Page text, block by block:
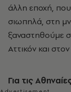
άλλη εποχή, που
σιωπηλά, στη
ξαναστηθούμε
Αττικόν και
Για τις